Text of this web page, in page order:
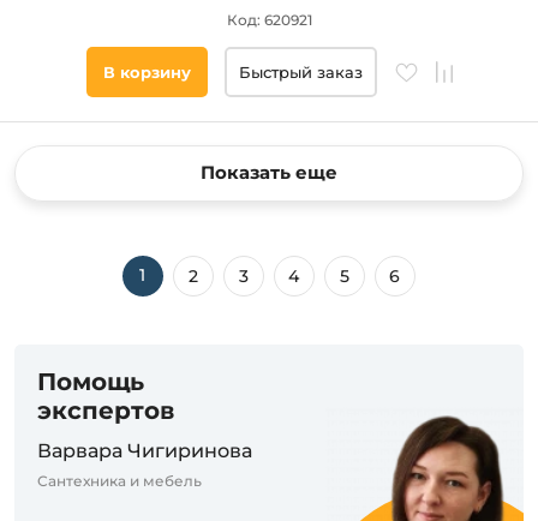
Код: 620921
В корзину Быстрый заказ
Показать еще
1 2 3 4 5 6
Помощь
экспертов
Варвара Чигиринова
Сантехника и мебель